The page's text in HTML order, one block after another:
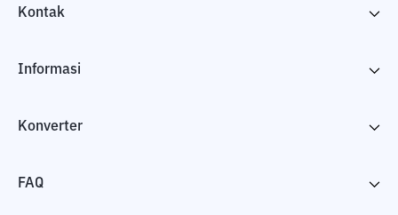
Kontak
Informasi
Konverter
FAQ